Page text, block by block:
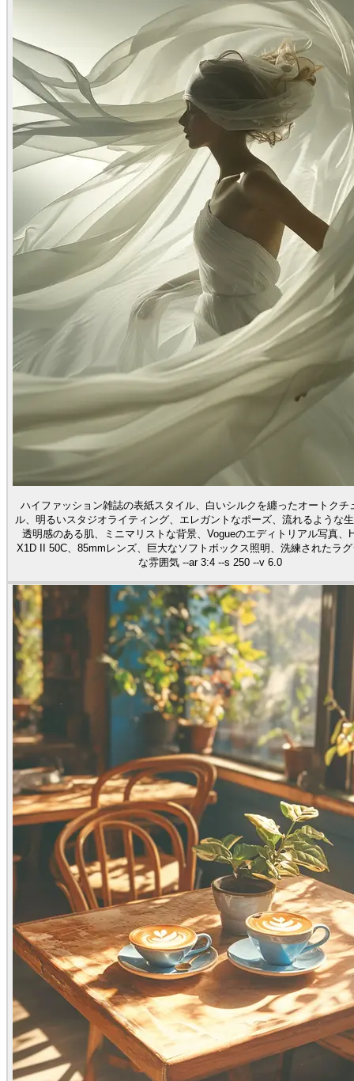
ハイファッション雑誌の表紙スタイル、白いシルクを纏ったオートクチ
ル、明るいスタジオライティング、エレガントなポーズ、流れるような
透明感のある肌、ミニマリストな背景、Vogueのエディトリアル写真、
X1D II 50C、85mmレンズ、巨大なソフトボックス照明、洗練されたラ
な雰囲気 --ar 3:4 --s 250 --v 6.0